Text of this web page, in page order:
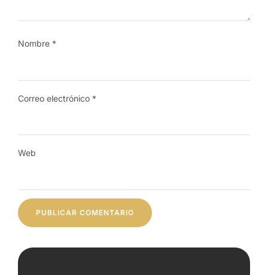
Nombre *
Correo electrónico *
Web